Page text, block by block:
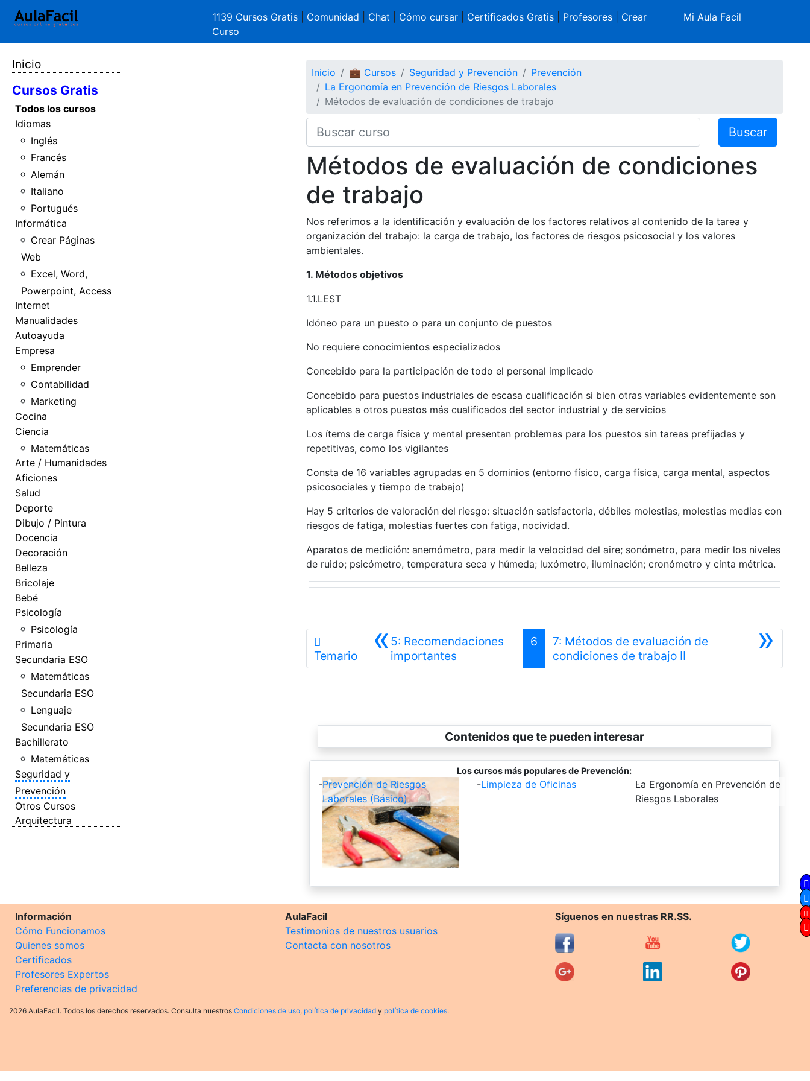
1139 Cursos Gratis Comunidad Chat Cómo cursar| Certificados Gratis| Profesores| Crear
Curso
Mi Aula Facil
Inicio
Cursos Gratis
Todos los cursos
Idiomas
Inglés
Francés
Alemán
Italiano
Portugués
Informática
Crear Páginas
Web
Excel, Word,
Powerpoint, Access
Internet
Manualidades
Autoayuda
Empresa
Emprender
Contabilidad
Marketing
Cocina
Ciencia
Matemáticas
Arte / Humanidades
Aficiones
Salud
Deporte
Dibujo / Pintura
Docencia
Decoración
Belleza
Bricolaje
Bebé
Psicología
Psicología
Primaria
Secundaria ESO
Matemáticas
Secundaria ESO
Lenguaje
Secundaria ESO
Bachillerato
Matemáticas
Seguridad y
Prevención
Otros Cursos
Arquitectura
Inicio 💼 Cursos Seguridad y Prevención
Prevención
La Ergonomía en Prevención de Riesgos Laborales
Métodos de evaluación de condiciones de trabajo
Buscar
Métodos de evaluación de condiciones
de trabajo
Nos referimos a la identificación y evaluación de los factores relativos al contenido de la tarea y
organización del trabajo: la carga de trabajo, los factores de riesgos psicosocial y los valores
ambientales.
1. Métodos objetivos
1.1.LEST
Idóneo para un puesto o para un conjunto de puestos
No requiere conocimientos especializados
Concebido para la participación de todo el personal implicado
Concebido para puestos industriales de escasa cualificación si bien otras variables evidentemente son
aplicables a otros puestos más cualificados del sector industrial y de servicios
Los ítems de carga física y mental presentan problemas para los puestos sin tareas prefijadas y
repetitivas, como los vigilantes
Consta de 16 variables agrupadas en 5 dominios (entorno físico, carga física, carga mental, aspectos
psicosociales y tiempo de trabajo)
Hay 5 criterios de valoración del riesgo: situación satisfactoria, débiles molestias, molestias medias con
riesgos de fatiga, molestias fuertes con fatiga, nocividad.
Aparatos de medición: anemómetro, para medir la velocidad del aire; sonómetro, para medir los niveles
de ruido; psicómetro, temperatura seca y húmeda; luxómetro, iluminación; cronómetro y cinta métrica.
Temario «5: Recomendaciones
importantesAnterior
6 »
7: Métodos de evaluación de
condiciones de trabajo IISiguiente
Contenidos que te pueden interesar
Los cursos más populares de Prevención:
-Prevención de Riesgos
Laborales (Básico)
-Limpieza de Oficinas -
La Ergonomía en Prevención de
Riesgos Laborales
Información
Cómo Funcionamos
Quienes somos
Certificados
Profesores Expertos
Preferencias de privacidad
AulaFacil
Testimonios de nuestros usuarios
Contacta con nosotros
Síguenos en nuestras RR.SS.
2026 AulaFacil. Todos los derechos reservados. Consulta nuestros Condiciones de uso, política de privacidad y política de cookies.